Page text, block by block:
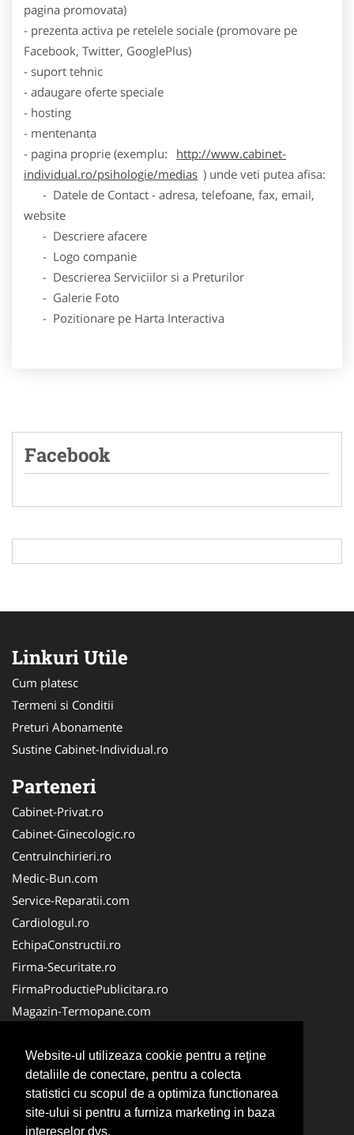
Website-ul utilizeaza cookie pentru a reţine
detaliile de conectare, pentru a colecta
statistici cu scopul de a optimiza functionarea
site-ului si pentru a furniza marketing in baza
intereselor dvs.
pagina promovata)
- prezenta activa pe retelele sociale (promovare pe
Facebook, Twitter, GooglePlus)
- suport tehnic
- adaugare oferte speciale
- hosting
- mentenanta
- pagina proprie (exemplu:
http://www.cabinet-
individual.ro/psihologie/medias ) unde veti putea afisa:
- Datele de Contact - adresa, telefoane, fax, email,
website
- Descriere afacere
- Logo companie
- Descrierea Serviciilor si a Preturilor
- Galerie Foto
- Pozitionare pe Harta Interactiva
Facebook
Linkuri Utile
Cum platesc
Termeni si Conditii
Preturi Abonamente
Sustine Cabinet-Individual.ro
Parteneri
Cabinet-Privat.ro
Cabinet-Ginecologic.ro
CentruInchirieri.ro
Medic-Bun.com
Service-Reparatii.com
Cardiologul.ro
EchipaConstructii.ro
Firma-Securitate.ro
FirmaProductiePublicitara.ro
Magazin-Termopane.com
CramaVinuri.ro
FirmaTractariAuto.ro
InstalatiiSolare.com
Pescaresc.ro